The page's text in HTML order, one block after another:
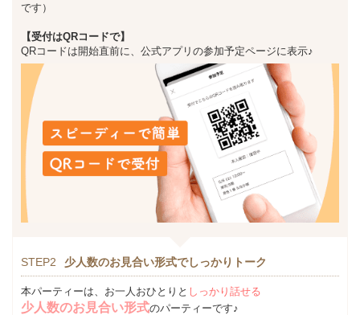
です）
【受付はQRコードで】
QRコードは開始直前に、公式アプリの参加予定ページに表示♪
STEP2 少人数のお見合い形式でしっかりトーク
本パーティーは、お一人おひとりと しっかり話せる
少人数のお見合い形式のパーティーです♪